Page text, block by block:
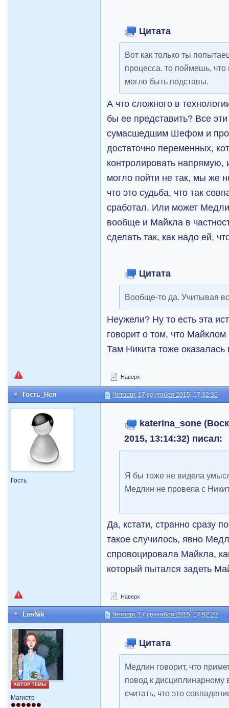
Цитата
Вот как только ты
процесса. то поймешь,
могло быть подставы.
А что сложного в
бы ее представить? Все
сумасшедшим Шефом и
достаточно переменных,
контролировать напрямую,
могло пойти не так, мы же
что это судьба, что так
сработал. Или может
вообще и Майкла в
сделать так, как надо ей,
Цитата
Вообще-то да. Учитывая
Неужели? Ну то есть эта
говорит о том, что
Там Никита тоже оказалась
Наверх
Гость_Нел Четверг, 17 сентября 2015, 17:32:36
Гость
katerina_sone
2015, 13:14:32) писал:
Я бы тоже не видела
Медлин не провела с
Да, кстати, странно сразу
такое случилось, явно
спровоцировала Майкла,
который пытался задеть
Наверх
LenNik Четверг, 17 сентября 2015, 17:52:23
АВТОР ТЕМЫ
Магистр
Цитата
Медлин говорит, что
повод к
считать, что это